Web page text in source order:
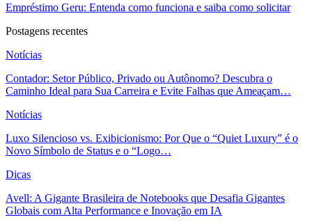
Empréstimo Geru: Entenda como funciona e saiba como solicitar
Postagens recentes
Notícias
Contador: Setor Público, Privado ou Autônomo? Descubra o
Caminho Ideal para Sua Carreira e Evite Falhas que Ameaçam…
Notícias
Luxo Silencioso vs. Exibicionismo: Por Que o “Quiet Luxury” é o
Novo Símbolo de Status e o “Logo…
Dicas
Avell: A Gigante Brasileira de Notebooks que Desafia Gigantes
Globais com Alta Performance e Inovação em IA